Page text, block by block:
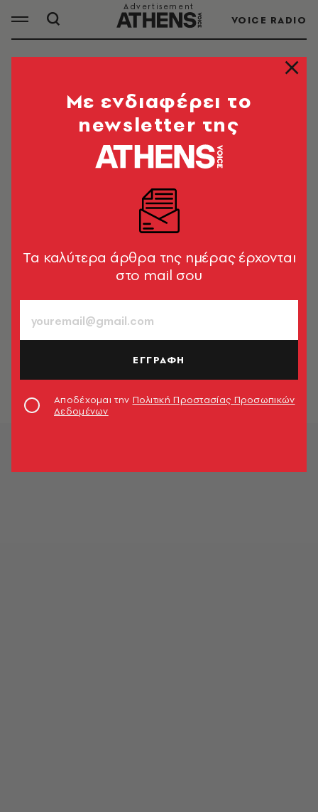
VOICE RADIO
ΚΕΙΤ ΧΑΝΤΣΟΝ
ΟΛΑ ΤΑ ΑΡΘΡΑ ΤΟΥ TAG
TRENDING NOW
έχω λίγη φέτα...» - Η Κέιτ Χάντσον
έγραψε το πιο ελληνικό τραγούδι
CELEBRITIES
Στην Ελλάδα η Κέιτ Χάντσον,
εθεάθη στο αεροδρόμιο
Newsroom
Mε ενδιαφέρει το
newsletter της
Tα καλύτερα άρθρα της ημέρας έρχονται
στο mail σου
ΕΓΓΡΑΦΗ
Αποδέχομαι την Πολιτική Προστασίας Προσωπικών
Δεδομένων